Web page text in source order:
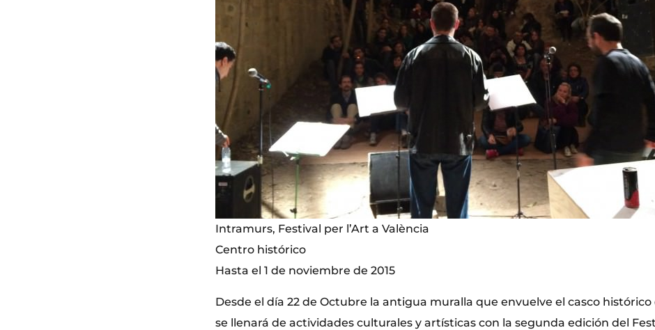
Intramurs, Festival per l’Art a València
Centro histórico
Hasta el 1 de noviembre de 2015
Desde el día 22 de Octubre la antigua muralla que envuelve el casco histórico
se llenará de actividades culturales y artísticas con la segunda edición del